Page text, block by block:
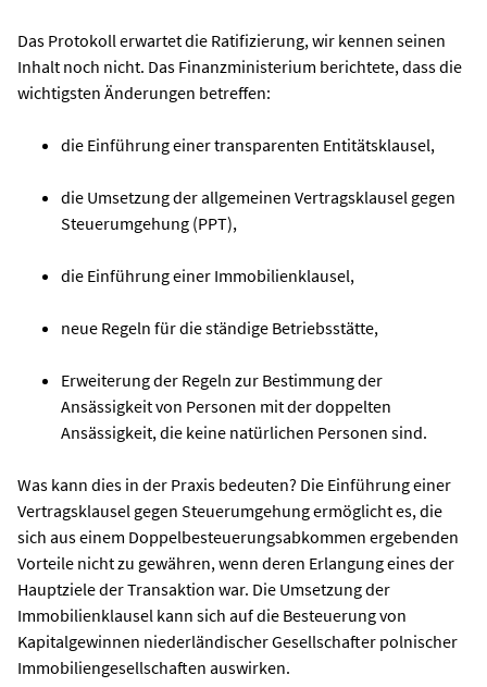
Das Protokoll erwartet die Ratifizierung, wir kennen seinen
Inhalt noch nicht. Das Finanzministerium berichtete, dass die
wichtigsten Änderungen betreffen:
die Einführung einer transparenten Entitätsklausel,
die Umsetzung der allgemeinen Vertragsklausel gegen
Steuerumgehung (PPT),
die Einführung einer Immobilienklausel,
neue Regeln für die ständige Betriebsstätte,
Erweiterung der Regeln zur Bestimmung der
Ansässigkeit von Personen mit der doppelten
Ansässigkeit, die keine natürlichen Personen sind.
Was kann dies in der Praxis bedeuten? Die Einführung einer
Vertragsklausel gegen Steuerumgehung ermöglicht es, die
sich aus einem Doppelbesteuerungsabkommen ergebenden
Vorteile nicht zu gewähren, wenn deren Erlangung eines der
Hauptziele der Transaktion war. Die Umsetzung der
Immobilienklausel kann sich auf die Besteuerung von
Kapitalgewinnen niederländischer Gesellschafter polnischer
Immobiliengesellschaften auswirken.